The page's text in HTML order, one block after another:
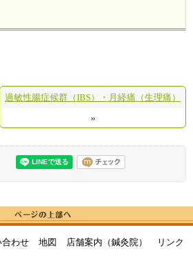
過敏性腸症候群（IBS）・月経痛（生理痛）
»
合わせ 地図 店舗案内（鍼灸院） リンク